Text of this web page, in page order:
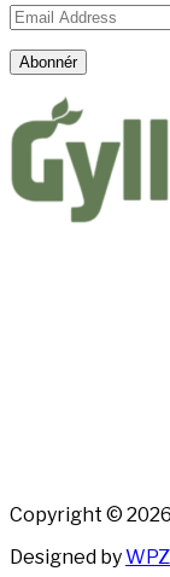
Email
Address
Abonnér
Copyright ©
Designed by